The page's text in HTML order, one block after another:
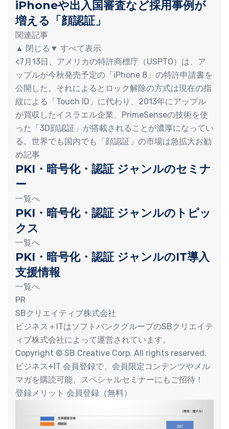
iPhoneや出入国審査など採用事例が
増える「顔認証」
関連記事
▲ 閉じる▼ すべて表示
<7月13日、アメリカの特許商標庁（USPTO）は、ア
ップルが今秋発売予定の「iPhone 8」の特許申請書を
公開した。それによるとロック解除の方式は現在の指
紋による「Touch ID」に代わり、2013年にアップル
が買収したイスラエル企業、PrimeSenseの技術を使
った「3D顔認証」が搭載されることが濃厚になってい
る。世界でも国内でも「顔認証」の市場は急拡大お勧
め記事
PKI・暗号化・認証 ジャンルのセミナ
ー
一覧へ
PKI・暗号化・認証 ジャンルのトピッ
クス
一覧へ
PKI・暗号化・認証 ジャンルのIT導入
支援情報
一覧へ
PR
SBクリエイティブ株式会社
ビジネス＋ITはソフトバンクグループのSBクリエイテ
ィブ株式会社によって運営されています。
Copyright © SB Creative Corp. All rights reserved.
ビジネス+IT 会員登録で、会員限定コンテンツやメル
マガを購読可能、スペシャルセミナーにもご招待！
登録メリット 会員登録（無料）